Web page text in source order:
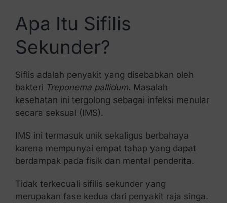
Apa Itu Sifilis
Sekunder?
Siflis adalah penyakit yang disebabkan oleh
bakteri Treponema pallidum. Masalah
kesehatan ini tergolong sebagai infeksi menular
secara seksual (IMS).
IMS ini termasuk unik sekaligus berbahaya
karena mempunyai empat tahap yang dapat
berdampak pada fisik dan mental penderita.
Tidak terkecuali sifilis sekunder yang
merupakan fase kedua dari penyakit raja singa.